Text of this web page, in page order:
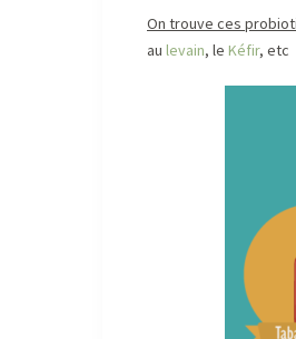
On trouve ces
au levain, le Kéfir, etc